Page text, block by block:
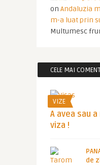
on Andaluzia
m-a luat prin
Multumesc
CELE MAI
VIZE
A avea sau
viza !
de